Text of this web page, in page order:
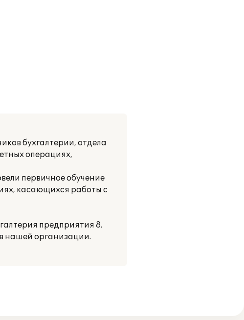
бухгалтерии, отдела
операциях,
первичное обучение
касающихся работы с
предприятия 8.
нашей организации.